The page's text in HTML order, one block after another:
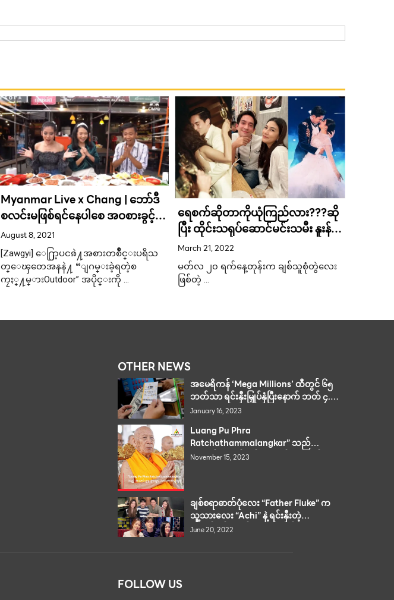
Myanmar Live x Chang | ဘော်ဒီ
စလင်းမဖြစ်ရင်နေပါစေ အဝစားခွင့်
လေးတော့ပေးပါနော်
August 8, 2021
[Zawgyi] ေ႐ြာ့ပငၷဲ႔အစားတစႅိဳင္းပရိသ
တ္ေၾတေအနနဲ႔ “ျဂမ္းခဲ့ရတဲ့စ
ကၠႏ္႔မ္ားOutdoor” အပိုင္းကို …
ရေစက်ဆိုတာကိုယုံကြည်လား???ဆို
ပြီး ထိုင်းသရုပ်ဆောင်မင်းသမီး နူးန်
ရာမိဒါ က သူမရဲ့ မင်္ဂလာနှစ်ပတ်လည်
၂နှစ်ပြည့်မှာ ကြည်နူးစရာပို့စ်တစ်
ခုတင်ခဲ့
March 21, 2022
မတ်လ ၂၀ ရက်နေ့တုန်းက ချစ်သူစုံတွဲလေး
ဖြစ်တဲ့ …
OTHER NEWS
အမေရိကန် ‘Mega Millions’ ထီတွင် ၆၅
ဘတ်သာ ရင်းနှီးမြှုပ်နှံပြီးနောက် ဘတ် ၄.၄
ဘီလီယံကံထူးခဲ့
January 16, 2023
Luang Pu Phra
Ratchathammalangkar” သည်
အသက် ၉၄ နှစ်တွင် ဘ၀နတ်ထံပျံလွန်
November 15, 2023
ချစ်စရာဓာတ်ပုံလေး “Father Fluke” က
သူ့သားလေး “Achi” နဲ့ ရင်းနှီးတဲ့
သူငယ်ချင်းနဲ့တင်ထားတဲ့ ဓာတ်ပုံလေး
ဝမ်းနည်းနေကြရပါတယ်။
June 20, 2022
FOLLOW US